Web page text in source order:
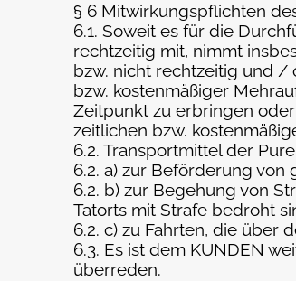
§ 6 Mitwirkungspflichten
6.1. Soweit es für die
rechtzeitig mit, nimmt
bzw. nicht rechtzeitig und /
bzw. kostenmäßiger
Zeitpunkt zu erbringen
zeitlichen bzw.
6.2. Transportmittel der
6.2. a) zur Beförderung
6.2. b) zur Begehung von
Tatorts mit Strafe bedroht
6.2. c) zu Fahrten, die über
6.3. Es ist dem KUNDEN
überreden.